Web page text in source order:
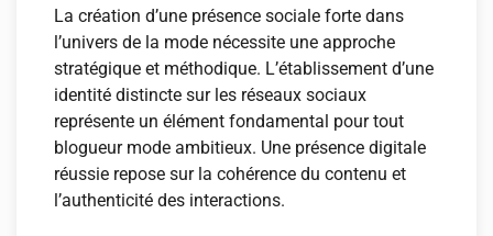
La création d’une présence sociale forte dans
l’univers de la mode nécessite une approche
stratégique et méthodique. L’établissement d’une
identité distincte sur les réseaux sociaux
représente un élément fondamental pour tout
blogueur mode ambitieux. Une présence digitale
réussie repose sur la cohérence du contenu et
l’authenticité des interactions.